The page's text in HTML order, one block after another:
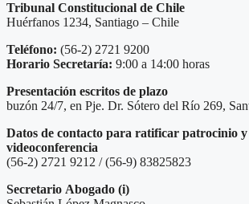
Tribunal Constitucional de Chile
Huérfanos 1234, Santiago – Chile
Teléfono: (56-2) 2721 9200
Horario Secretaría: 9:00 a 14:00 horas
Presentación escritos de plazo
buzón 24/7, en Pje. Dr. Sótero del Río 269,
Datos de contacto para ratificar patrocinio
videoconferencia
(56-2) 2721 9212 / (56-9) 83825823
Secretario Abogado (i)